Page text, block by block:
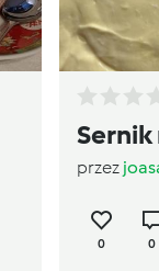
Sernik
przez
0 0